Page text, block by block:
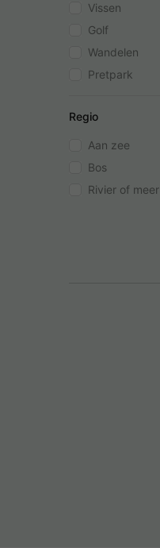
Vissen
Golf
Wandelen
Pretpark
Regio
Aan zee
Bos
Rivier of meer